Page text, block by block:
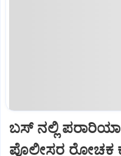
ಬಸ್‌ ನಲ್ಲಿ
ಪೊಲೀಸರ ರೋಚಕ